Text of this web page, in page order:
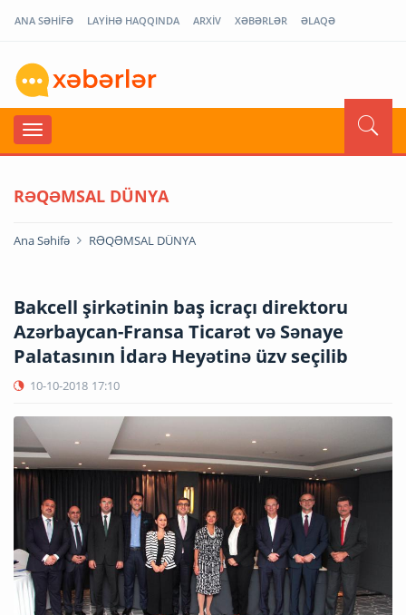
ANA SƏHİFƏ LAYİHƏ HAQQINDA ARXİV XƏBƏRLƏR ƏLAQƏ
RƏQƏMSAL DÜNYA
Ana Səhifə RƏQƏMSAL DÜNYA
Bakcell şirkətinin baş icraçı direktoru
Azərbaycan-Fransa Ticarət və Sənaye
Palatasının İdarə Heyətinə üzv seçilib
10-10-2018 17:10